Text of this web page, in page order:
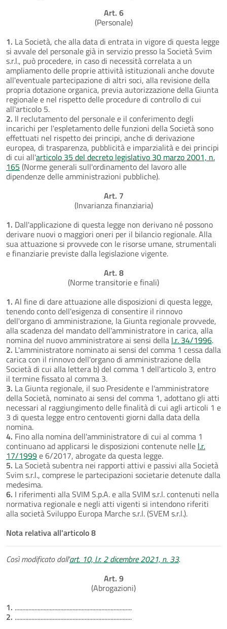
Art. 6
(Personale)
1. La Società, che alla data di entrata in vigore di questa legge
si avvale del personale già in servizio presso la Società Svim
s.r.l., può procedere, in caso di necessità correlata a un
ampliamento delle proprie attività istituzionali anche dovute
all'eventuale partecipazione di altri soci, alla revisione della
propria dotazione organica, previa autorizzazione della Giunta
regionale e nel rispetto delle procedure di controllo di cui
all'articolo 5.
2. Il reclutamento del personale e il conferimento degli
incarichi per l'espletamento delle funzioni della Società sono
effettuati nel rispetto dei principi, anche di derivazione
europea, di trasparenza, pubblicità e imparzialità e dei principi
di cui all'articolo 35 del decreto legislativo 30 marzo 2001, n.
165 (Norme generali sull'ordinamento del lavoro alle
dipendenze delle amministrazioni pubbliche).
Art. 7
(Invarianza finanziaria)
1. Dall'applicazione di questa legge non derivano né possono
derivare nuovi o maggiori oneri per il bilancio regionale. Alla
sua attuazione si provvede con le risorse umane, strumentali
e finanziarie previste dalla legislazione vigente.
Art. 8
(Norme transitorie e finali)
1. Al fine di dare attuazione alle disposizioni di questa legge,
tenendo conto dell'esigenza di consentire il rinnovo
dell'organo di amministrazione, la Giunta regionale provvede,
alla scadenza del mandato dell'amministratore in carica, alla
nomina del nuovo amministratore ai sensi della l.r. 34/1996.
2. L'amministratore nominato ai sensi del comma 1 cessa dalla
carica con il rinnovo dell'organo di amministrazione della
Società di cui alla lettera b) del comma 1 dell'articolo 3, entro
il termine fissato al comma 3.
3. La Giunta regionale, il suo Presidente e l'amministratore
della Società, nominato ai sensi del comma 1, adottano gli atti
necessari al raggiungimento delle finalità di cui agli articoli 1 e
3 di questa legge entro centoventi giorni dalla data della
nomina.
4. Fino alla nomina dell'amministratore di cui al comma 1
continuano ad applicarsi le disposizioni contenute nelle l.r.
17/1999e 6/2017, abrogate da questa legge.
5. La Società subentra nei rapporti attivi e passivi alla Società
Svim s.r.l., comprese le partecipazioni societarie detenute dalla
medesima.
6. I riferimenti alla SVIM S.p.A. e alla SVIM s.r.l. contenuti nella
normativa regionale e negli atti vigenti si intendono riferiti
alla società Sviluppo Europa Marche s.r.l. (SVEM s.r.l.).
Nota relativa all'articolo 8
Così modificato dall'art. 10, l.r. 2 dicembre 2021, n. 33.
Art. 9
(Abrogazioni)
1. .............................................................................
2. .............................................................................